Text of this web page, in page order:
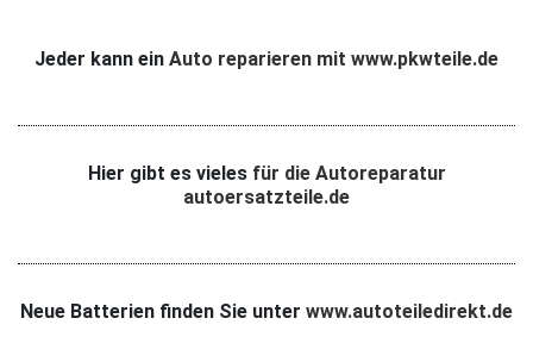
Jeder kann ein Auto reparieren mit www.pkwteile.de
Hier gibt es vieles für die Autoreparatur
autoersatzteile.de
Neue Batterien finden Sie unter www.autoteiledirekt.de